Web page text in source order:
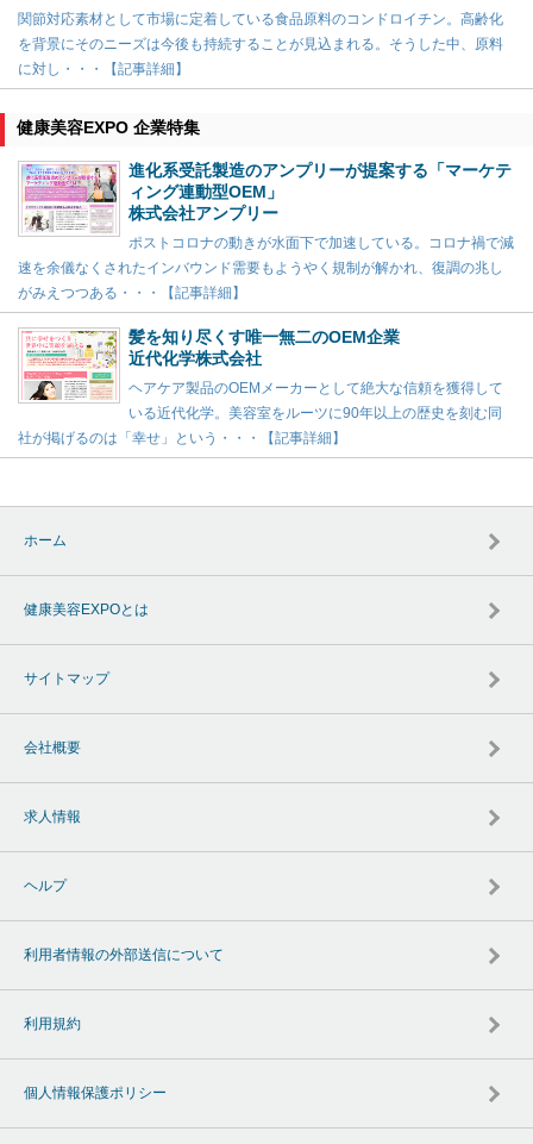
関節対応素材として市場に定着している食品原料のコンドロイチン。高齢化
を背景にそのニーズは今後も持続することが見込まれる。そうした中、原料
に対し・・・【記事詳細】
健康美容EXPO 企業特集
進化系受託製造のアンプリーが提案する「マーケテ
ィング連動型OEM」
株式会社アンプリー
ポストコロナの動きが水面下で加速している。コロナ禍で減
速を余儀なくされたインバウンド需要もようやく規制が解かれ、復調の兆し
がみえつつある・・・【記事詳細】
髪を知り尽くす唯一無二のOEM企業
近代化学株式会社
ヘアケア製品のOEMメーカーとして絶大な信頼を獲得して
いる近代化学。美容室をルーツに90年以上の歴史を刻む同
社が掲げるのは「幸せ」という・・・【記事詳細】
ホーム
健康美容EXPOとは
サイトマップ
会社概要
求人情報
ヘルプ
利用者情報の外部送信について
利用規約
個人情報保護ポリシー